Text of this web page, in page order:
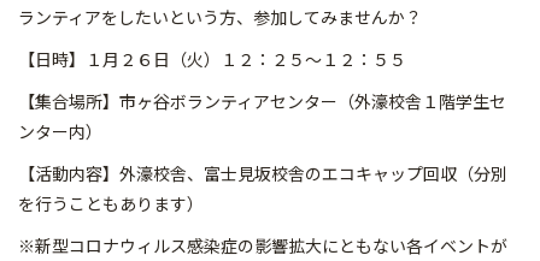
ランティアをしたいという方、参加してみませんか？
【日時】１月２６日（火）１２：２５～１２：５５
【集合場所】市ヶ谷ボランティアセンター（外濠校舎１階学生セ
ンター内）
【活動内容】外濠校舎、富士見坂校舎のエコキャップ回収（分別
を行うこともあります）
※新型コロナウィルス感染症の影響拡大にともない各イベントが